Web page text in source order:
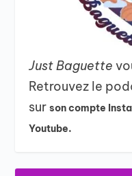
Just Baguette
Retrouvez le
surson compte
Youtube.